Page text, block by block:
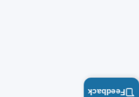
Feedback